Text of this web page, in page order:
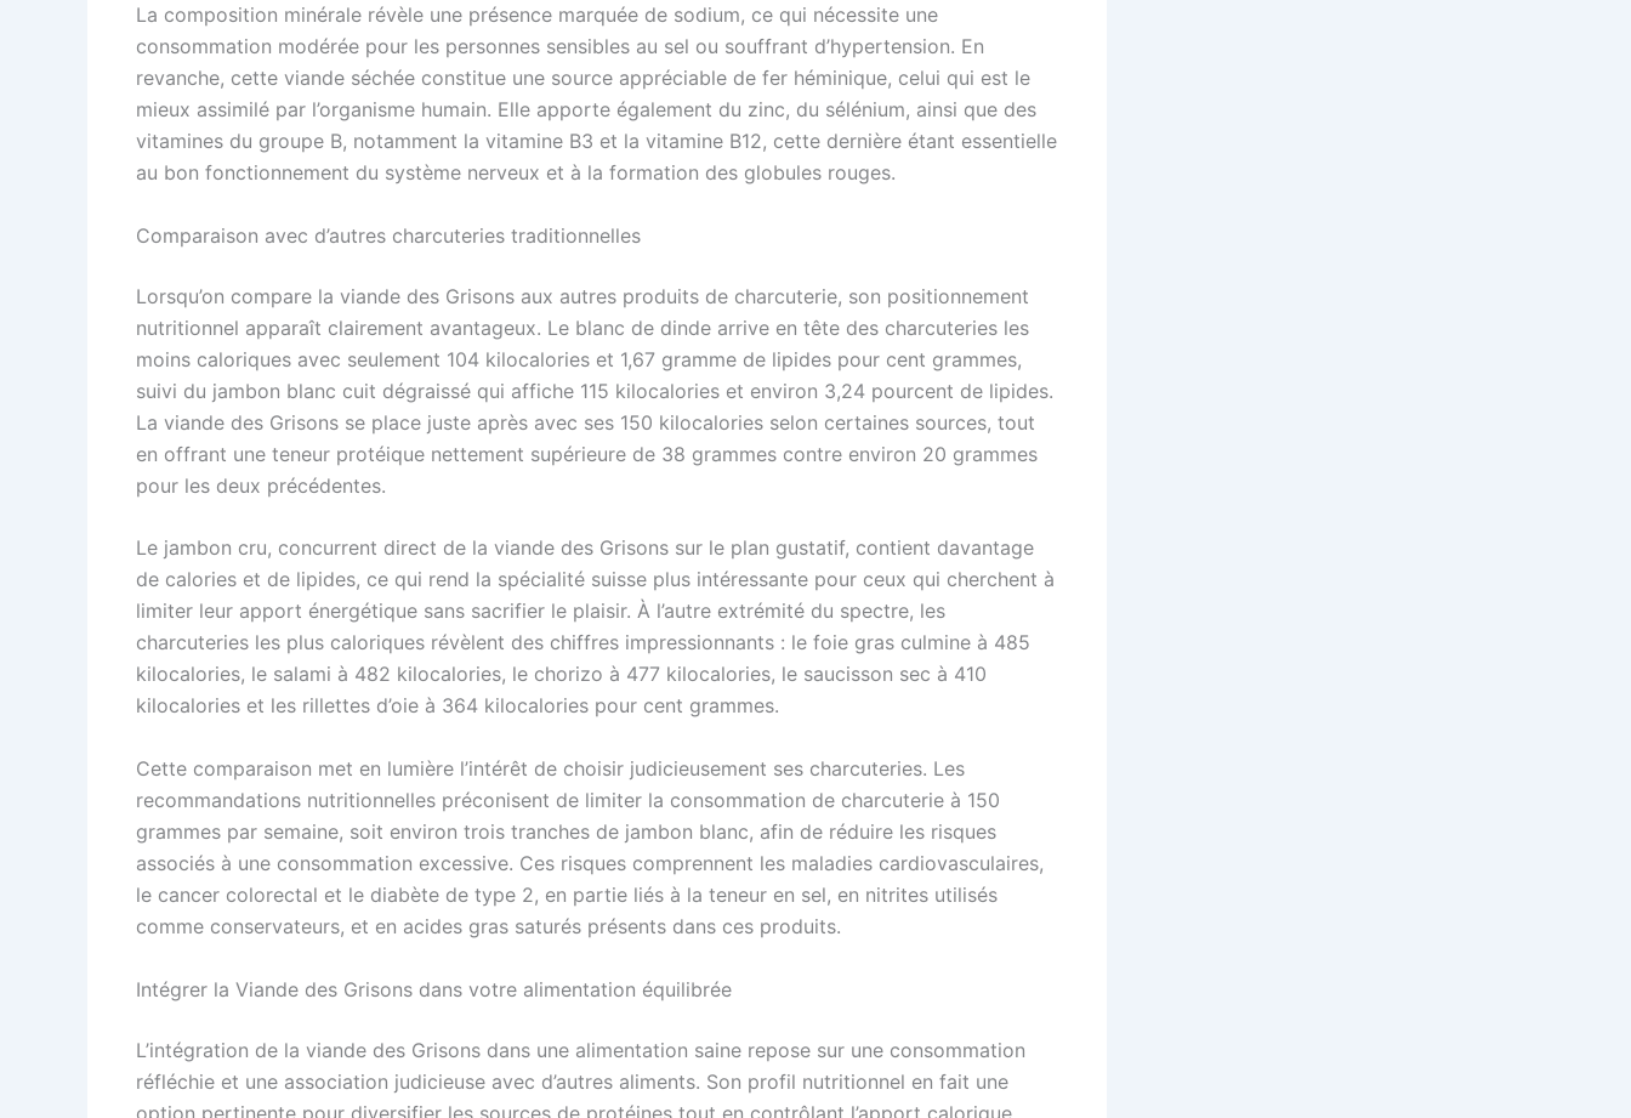
La composition minérale révèle une présence marquée de sodium, ce qui nécessite une
consommation modérée pour les personnes sensibles au sel ou souffrant d’hypertension. En
revanche, cette viande séchée constitue une source appréciable de fer héminique, celui qui est le
mieux assimilé par l’organisme humain. Elle apporte également du zinc, du sélénium, ainsi que des
vitamines du groupe B, notamment la vitamine B3 et la vitamine B12, cette dernière étant essentielle
au bon fonctionnement du système nerveux et à la formation des globules rouges.
Comparaison avec d’autres charcuteries traditionnelles
Lorsqu’on compare la viande des Grisons aux autres produits de charcuterie, son positionnement
nutritionnel apparaît clairement avantageux. Le blanc de dinde arrive en tête des charcuteries les
moins caloriques avec seulement 104 kilocalories et 1,67 gramme de lipides pour cent grammes,
suivi du jambon blanc cuit dégraissé qui affiche 115 kilocalories et environ 3,24 pourcent de lipides.
La viande des Grisons se place juste après avec ses 150 kilocalories selon certaines sources, tout
en offrant une teneur protéique nettement supérieure de 38 grammes contre environ 20 grammes
pour les deux précédentes.
Le jambon cru, concurrent direct de la viande des Grisons sur le plan gustatif, contient davantage
de calories et de lipides, ce qui rend la spécialité suisse plus intéressante pour ceux qui cherchent à
limiter leur apport énergétique sans sacrifier le plaisir. À l’autre extrémité du spectre, les
charcuteries les plus caloriques révèlent des chiffres impressionnants : le foie gras culmine à 485
kilocalories, le salami à 482 kilocalories, le chorizo à 477 kilocalories, le saucisson sec à 410
kilocalories et les rillettes d’oie à 364 kilocalories pour cent grammes.
Cette comparaison met en lumière l’intérêt de choisir judicieusement ses charcuteries. Les
recommandations nutritionnelles préconisent de limiter la consommation de charcuterie à 150
grammes par semaine, soit environ trois tranches de jambon blanc, afin de réduire les risques
associés à une consommation excessive. Ces risques comprennent les maladies cardiovasculaires,
le cancer colorectal et le diabète de type 2, en partie liés à la teneur en sel, en nitrites utilisés
comme conservateurs, et en acides gras saturés présents dans ces produits.
Intégrer la Viande des Grisons dans votre alimentation équilibrée
L’intégration de la viande des Grisons dans une alimentation saine repose sur une consommation
réfléchie et une association judicieuse avec d’autres aliments. Son profil nutritionnel en fait une
option pertinente pour diversifier les sources de protéines tout en contrôlant l’apport calorique